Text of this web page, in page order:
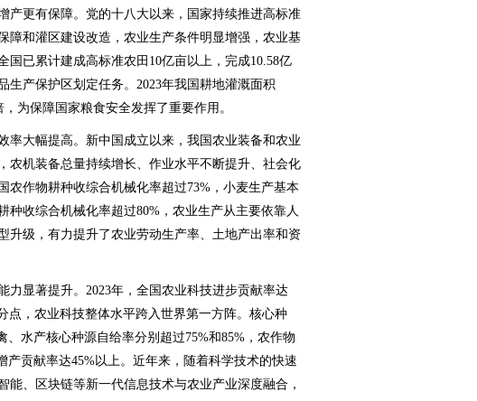
更有保障。党的十八大以来，国家持续推进高标准
障和灌区建设改造，农业生产条件明显增强，农业基
国已累计建成高标准农田10亿亩以上，完成10.58亿
生产保护区划定任务。2023年我国耕地灌溉面积
为保障国家粮食安全发挥了重要作用。
大幅提高。新中国成立以来，我国农业装备和农业
农机装备总量持续增长、作业水平不断提升、社会化
农作物耕种收综合机械化率超过73%，小麦生产基本
种收综合机械化率超过80%，农业生产从主要依靠人
升级，有力提升了农业劳动生产率、土地产出率和资
显著提升。2023年，全国农业科技进步贡献率达
点，农业科技整体水平跨入世界第一方阵。核心种
、水产核心种源自给率分别超过75%和85%，农作物
产贡献率达45%以上。近年来，随着科学技术的快速
能、区块链等新一代信息技术与农业产业深度融合，